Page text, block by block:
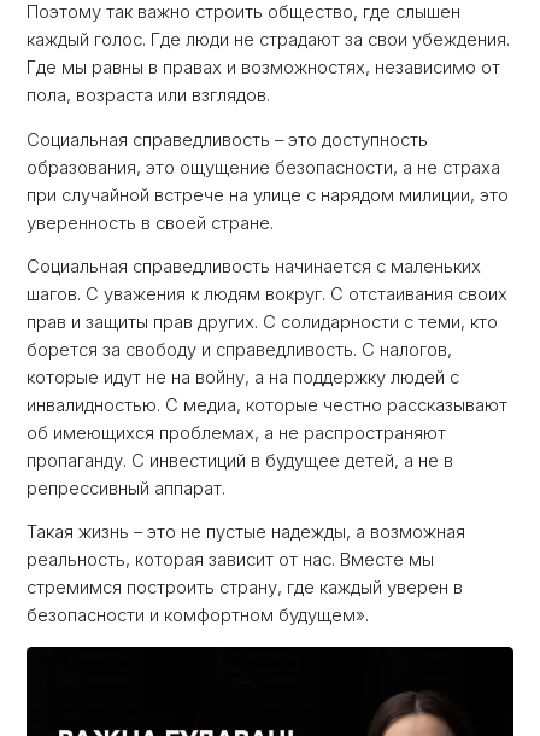
Поэтому так важно строить общество, где слышен
каждый голос. Где люди не страдают за свои убеждения.
Где мы равны в правах и возможностях, независимо от
пола, возраста или взглядов.
Социальная справедливость – это доступность
образования, это ощущение безопасности, а не страха
при случайной встрече на улице с нарядом милиции, это
уверенность в своей стране.
Социальная справедливость начинается с маленьких
шагов. С уважения к людям вокруг. С отстаивания своих
прав и защиты прав других. С солидарности с теми, кто
борется за свободу и справедливость. С налогов,
которые идут не на войну, а на поддержку людей с
инвалидностью. С медиа, которые честно рассказывают
об имеющихся проблемах, а не распространяют
пропаганду. С инвестиций в будущее детей, а не в
репрессивный аппарат.
Такая жизнь – это не пустые надежды, а возможная
реальность, которая зависит от нас. Вместе мы
стремимся построить страну, где каждый уверен в
безопасности и комфортном будущем».